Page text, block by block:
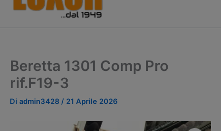
Beretta 1301 Comp Pro
rif.F19-3
Di admin3428 / 21 Aprile 2026